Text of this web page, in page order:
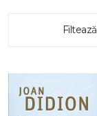
Filtează